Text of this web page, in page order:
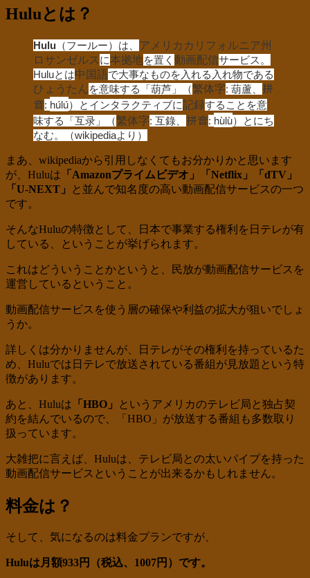
Huluとは？
Hulu （フールー）は、 アメリカカリフォルニア州
ロサンゼルス に本拠地を置く 動画配信サービス。
Huluとは中国語で大事なものを入れる入れ物である
ひょうたんを意味する「葫芦 」（繁体字: 葫蘆
拼
音: húlú）とインタラクティブに記録することを意
味する「互录 」（繁体字: 互錄 拼音: hùlù）とにち
なむ。（wikipediaより）
まあ、wikipediaから引用しなくてもお分かりかと思います
が、Huluは 「Amazonプライムビデオ」「Netflix」「dTV」
「U-NEXT」
と並んで知名度の高い動画配信サービスの一つ
です。
そんなHuluの特徴として、日本で事業する権利を日テレが有
している、ということが挙げられます。
これはどういうことかというと、民放が動画配信サービスを
運営しているということ。
動画配信サービスを使う層の確保や利益の拡大が狙いでしょ
うか。
詳しくは分かりませんが、日テレがその権利を持っているた
め、Huluでは日テレで放送されている番組が見放題という特
徴があります。
あと、Huluは 「HBO」
というアメリカのテレビ局と独占契
約を結んでいるので、「HBO」が放送する番組も多数取り
扱っています。
大雑把に言えば、Huluは、テレビ局との太いパイプを持った
動画配信サービスということが出来るかもしれません。
料金は？
そして、気になるのは料金プランですが、
Huluは月額933円（税込、1007円）です。